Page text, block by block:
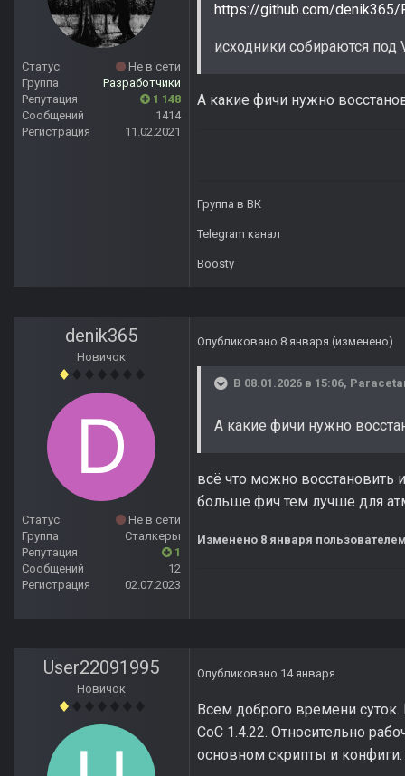
Статус
Не в сети
Группа
Разработчики
Репутация
1 148
Сообщений
1414
Регистрация
11.02.2021
https://github.com/
исходники собираются под
А какие фичи нужно
Группа в ВК
Telegram канал
Boosty
denik365
Новичок
Статус
Не в сети
Группа
Сталкеры
Репутация
1
Сообщений
12
Регистрация
02.07.2023
Опубликовано 8 января (изменено)
В 08.01.2026 в 15:06,
А какие фичи нужно
всё что можно восстановить
больше фич тем лучше для
Изменено 8 января
User22091995
Новичок
Опубликовано 14 января
Всем доброго времени
CoC 1.4.22. Относительно
основном скрипты и конфиги.